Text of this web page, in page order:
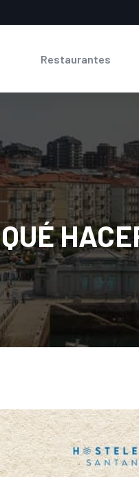
Restaurantes
QUÉ